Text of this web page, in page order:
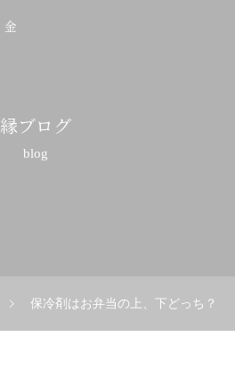
金
縁ブログ
blog
保冷剤はお弁当の上、下どっち？